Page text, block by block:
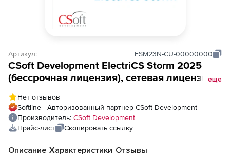
Артикул: ESM23N-CU-00000000
CSoft Development ElectriCS Storm 2025
(бессрочная лицензия), сетевая лицензия,
еще
Нет отзывов
Softline - Авторизованный партнер CSoft Development
Производитель: CSoft Development
Прайс-лист
Скопировать ссылку
Описание Характеристики Отзывы